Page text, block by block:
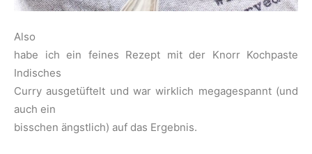
Also
habe ich ein feines Rezept mit der Knorr Kochpaste
Indisches
Curry ausgetüftelt und war wirklich megagespannt (und
auch ein
bisschen ängstlich) auf das Ergebnis.